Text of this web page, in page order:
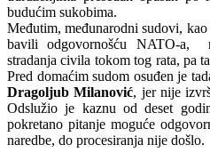
budućim sukobima.
Međutim, međunarodni sudovi,
bavili odgovornošću NATO-a,
stradanja civila tokom tog rata, pa
Pred domaćim sudom osuđen je
Dragoljub Milanović, jer nije
Odslužio je kaznu od deset
pokretano pitanje moguće
naredbe, do procesiranja nije došlo.